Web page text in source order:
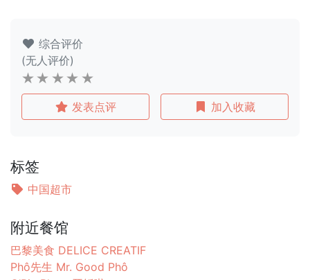
综合评价
(无人评价)
发表点评 加入收藏
标签
中国超市
附近餐馆
巴黎美食 DELICE CREATIF
Phô先生 Mr. Good Phô